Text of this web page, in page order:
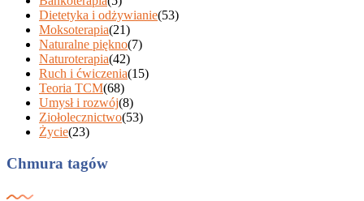
Dietetyka i odżywianie(53)
Moksoterapia(21)
Naturalne piękno(7)
Naturoterapia(42)
Ruch i ćwiczenia(15)
Teoria TCM(68)
Umysł i rozwój(8)
Ziołolecznictwo(53)
Życie(23)
Chmura tagów